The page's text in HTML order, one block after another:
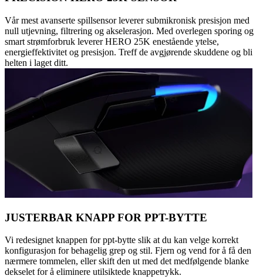
Vår mest avanserte spillsensor leverer submikronisk presisjon med
null utjevning, filtrering og akselerasjon. Med overlegen sporing og
smart strømforbruk leverer HERO 25K enestående ytelse,
energieffektivitet og presisjon. Treff de avgjørende skuddene og bli
helten i laget ditt.
JUSTERBAR KNAPP FOR PPT-BYTTE
Vi redesignet knappen for ppt-bytte slik at du kan velge korrekt
konfigurasjon for behagelig grep og stil. Fjern og vend for å få den
nærmere tommelen, eller skift den ut med det medfølgende blanke
dekselet for å eliminere utilsiktede knappetrykk.